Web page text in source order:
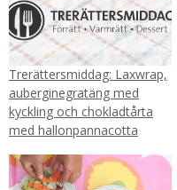
Trerättersmiddag: Laxwrap,
auberginegratäng med
kyckling och chokladtårta
med hallonpannacotta